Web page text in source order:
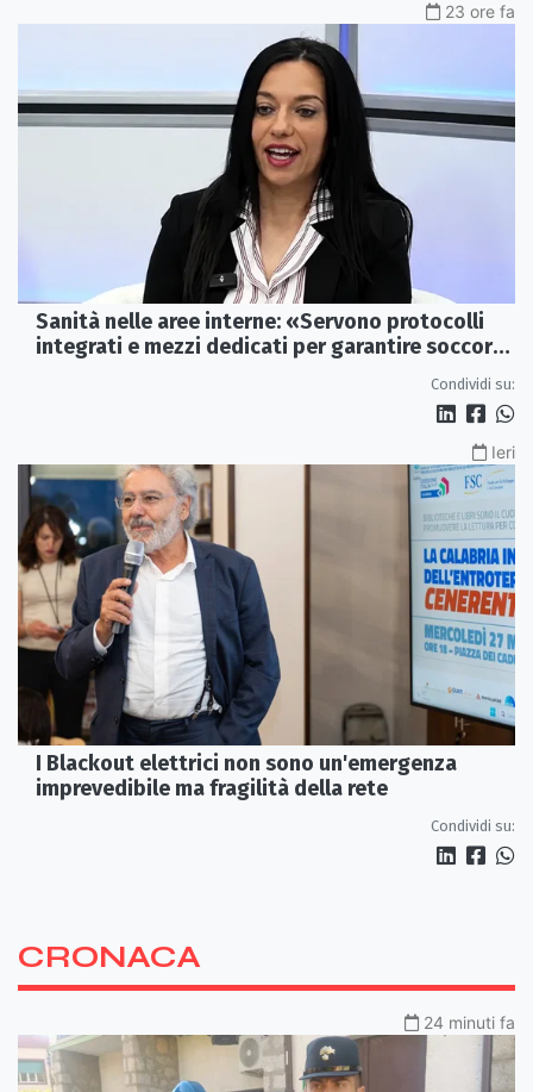
23 ore fa
Sanità nelle aree interne: «Servono protocolli
integrati e mezzi dedicati per garantire soccorsi
Condividi su:
Ieri
I Blackout elettrici non sono un'emergenza
imprevedibile ma fragilità della rete
Condividi su:
CRONACA
24 minuti fa